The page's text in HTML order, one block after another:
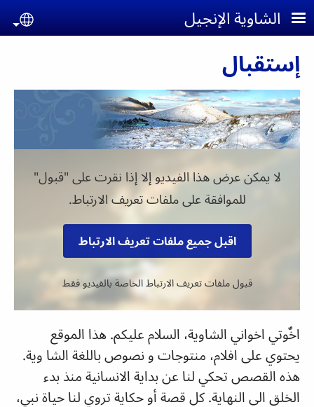
تجاوز إلى المحتوى الرئيسي
الشاوية الإنجيل
إستقبال
لا يمكن عرض هذا الفيديو إلا إذا نقرت على "قبول"
للموافقة على ملفات تعريف الارتباط.
اقبل جميع ملفات تعريف الارتباط
قبول ملفات تعريف الارتباط الخاصة بالفيديو فقط
اخٌوتي اخواني الشاوية، السلام عليكم. هذا الموقع
يحتوي على افلام، منتوجات و نصوص باللغة الشا وية.
هذه القصص تحكي لنا عن بداية الانسانية منذ بدء
الخلق الى النهاية. كل قصة أو حكاية تروي لنا حياة نبي،